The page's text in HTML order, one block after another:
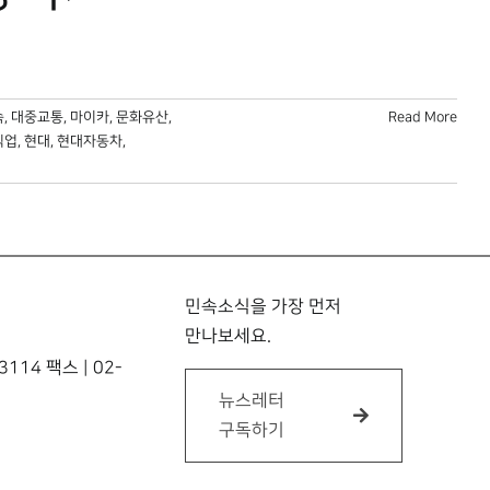
, 대중교통, 마이카, 문화유산,
업, 현대 , 현대자동차,
Read More
팩스 | 02-
민속소식을 가장 먼저
만나보세요.
뉴스레터
구독하기